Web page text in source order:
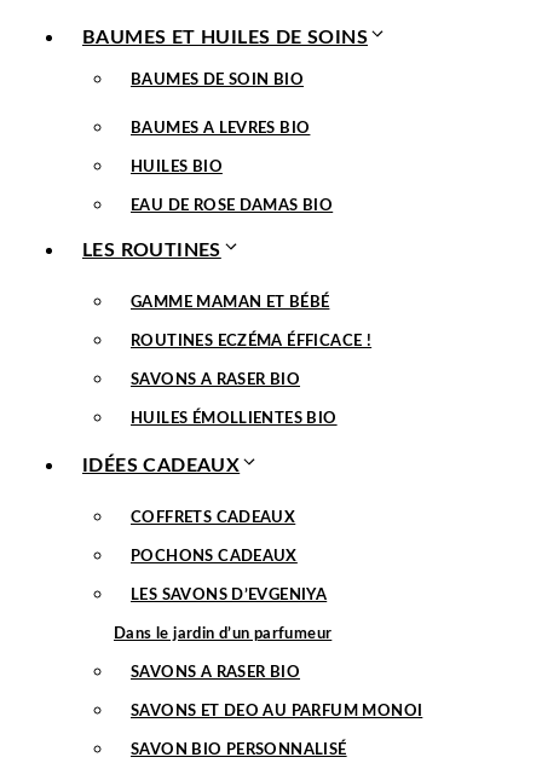
BAUMES ET HUILES DE SOINS
BAUMES DE SOIN BIO
BAUMES A LEVRES BIO
HUILES BIO
EAU DE ROSE DAMAS BIO
LES ROUTINES
GAMME MAMAN ET BÉBÉ
ROUTINES ECZÉMA ÉFFICACE !
SAVONS A RASER BIO
HUILES ÉMOLLIENTES BIO
IDÉES CADEAUX
COFFRETS CADEAUX
POCHONS CADEAUX
LES SAVONS D’EVGENIYA
Dans le jardin d’un parfumeur
SAVONS A RASER BIO
SAVONS ET DEO AU PARFUM MONOI
SAVON BIO PERSONNALISÉ